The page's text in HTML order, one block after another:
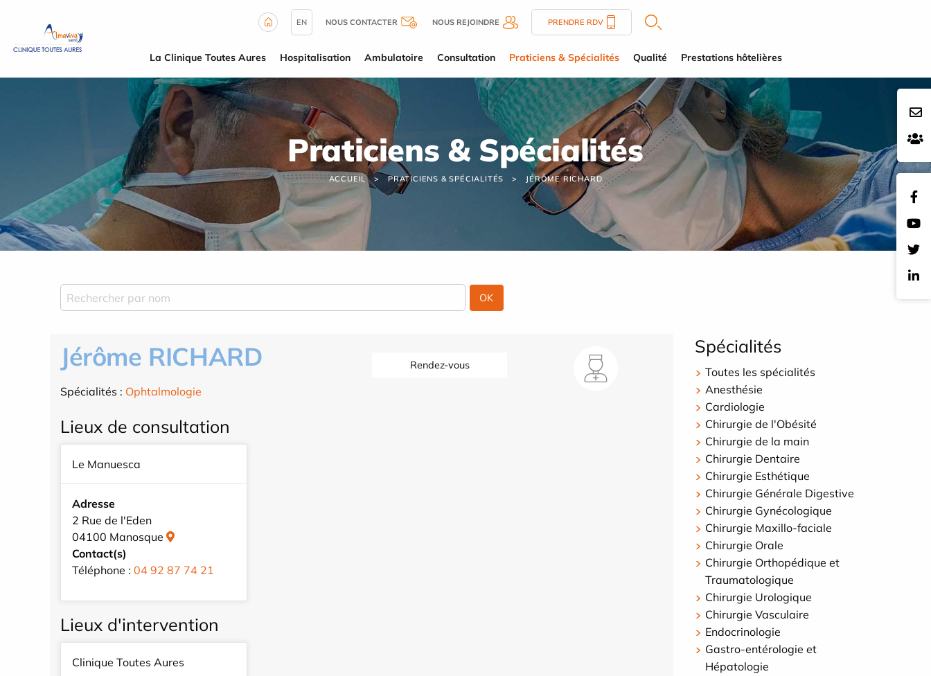
EN NOUS CONTACTER NOUS REJOINDRE PRENDRE RDV
La Clinique Toutes Aures Hospitalisation Ambulatoire Consultation Praticiens & Spécialités Qualité Prestations hôtelières
Praticiens & Spécialités
ACCUEIL PRATICIENS & SPÉCIALITÉS JÉRÔME RICHARD
Jérôme RICHARD
Spécialités : Ophtalmologie
Rendez-vous
Lieux de consultation
Le Manuesca
Adresse
2 Rue de l'Eden
04100 Manosque
Contact(s)
Téléphone : 04 92 87 74 21
Lieux d'intervention
Clinique Toutes Aures
Spécialités
Toutes les spécialités
Anesthésie
Cardiologie
Chirurgie de l'Obésité
Chirurgie de la main
Chirurgie Dentaire
Chirurgie Esthétique
Chirurgie Générale Digestive
Chirurgie Gynécologique
Chirurgie Maxillo-faciale
Chirurgie Orale
Chirurgie Orthopédique et
Traumatologique
Chirurgie Urologique
Chirurgie Vasculaire
Endocrinologie
Gastro-entérologie et
Hépatologie